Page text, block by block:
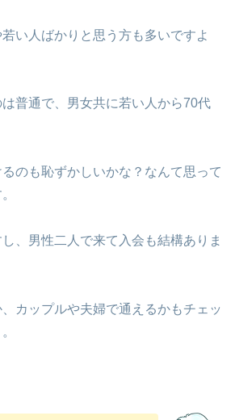
い人ばかりと思う方も多いですよ
普通で、男女共に若い人から70代
のも恥ずかしいかな？なんて思って
、男性二人で来て入会も結構ありま
カップルや夫婦で通えるかもチェッ